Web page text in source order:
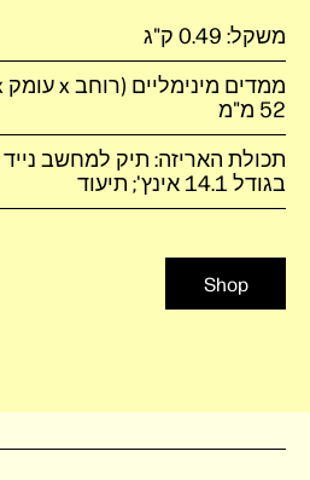
משקל: 0.49 ק"ג
52 מ"מ
בגודל 14.1 אינץ'; תיעוד
Shop